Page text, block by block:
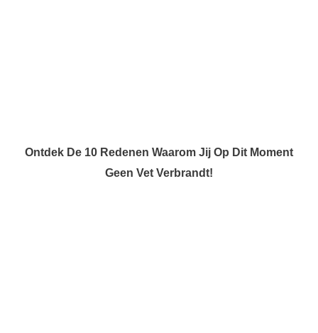
Ontdek De 10 Redenen Waarom Jij Op Dit Moment
Geen Vet Verbrandt!